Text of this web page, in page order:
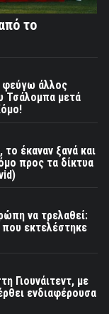
το
φεύγω άλλος
Τσάλομπα μετά
έκαναν ξανά και
προς τα δίκτυα
να τρελαθεί:
εκτελέστηκε
Γιουνάιτεντ, με
ενδιαφέρουσα